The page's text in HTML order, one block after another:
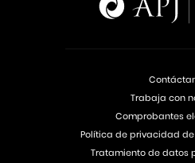
Trabaja con
Comprobantes
Política de privacidad
Tratamiento de datos